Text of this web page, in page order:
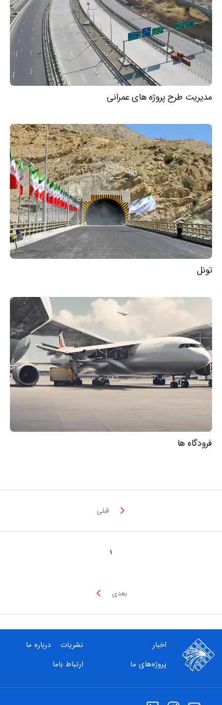
مدیریت طرح پروژه های عمرانی
تونل
فرودگاه ها
قبلی
1
بعدی
اخبار
پروژه‌های ما
نشریات
درباره ما
ارتباط باما